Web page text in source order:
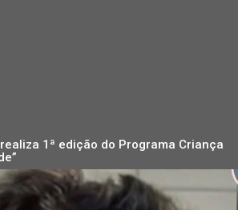
1ª edição do Programa Criança